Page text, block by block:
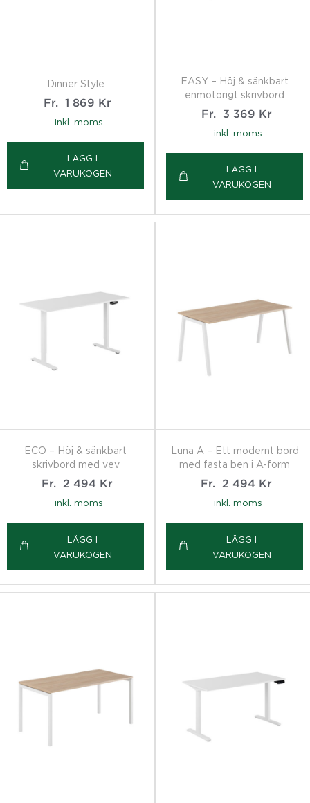
Dinner Style
Fr.
1 869 Kr
inkl. moms
LÄGG I
VARUKOGEN
EASY – Höj & sänkbart
enmotorigt skrivbord
Fr.
3 369 Kr
inkl. moms
LÄGG I
VARUKOGEN
ECO – Höj & sänkbart
skrivbord med vev
Fr.
2 494 Kr
inkl. moms
LÄGG I
VARUKOGEN
Luna A – Ett modernt bord
med fasta ben i A-form
Fr.
2 494 Kr
inkl. moms
LÄGG I
VARUKOGEN